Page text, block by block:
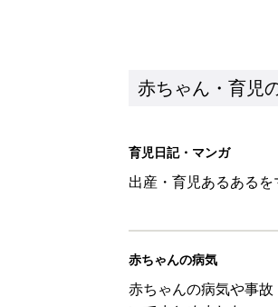
ひよこク
赤ちゃん・
10月18日(
赤ちゃん・